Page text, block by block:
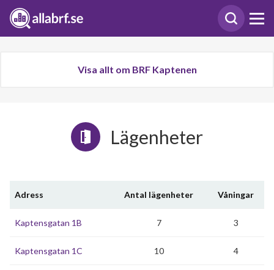
Visa allt om BRF Kaptenen
Lägenheter
Adress Antal lägenheter Våningar
Kaptensgatan 1B 7 3
Kaptensgatan 1C 10 4